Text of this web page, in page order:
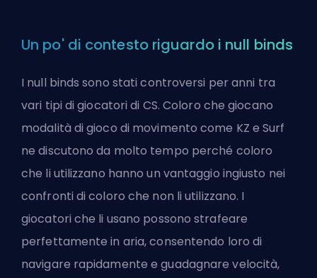
Un po' di contesto riguardo i null binds
I null binds sono stati controversi per anni tra
vari tipi di giocatori di CS. Coloro che giocano
modalità di gioco di movimento come KZ e Surf
ne discutono da molto tempo perché coloro
che li utilizzano hanno un vantaggio ingiusto nei
confronti di coloro che non li utilizzano. I
giocatori che li usano possono strafeare
perfettamente in aria, consentendo loro di
navigare rapidamente e guadagnare velocità,